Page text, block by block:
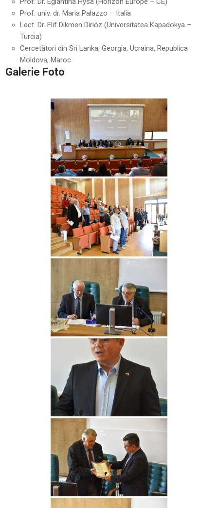
Prof. univ. dr. Maria Palazzo – Italia
Lect. Dr. Elif Dikmen Diriöz (Universitatea Kapadokya –
Turcia)
Cercetători din Sri Lanka, Georgia, Ucraina, Republica
Moldova, Maroc
Galerie Foto